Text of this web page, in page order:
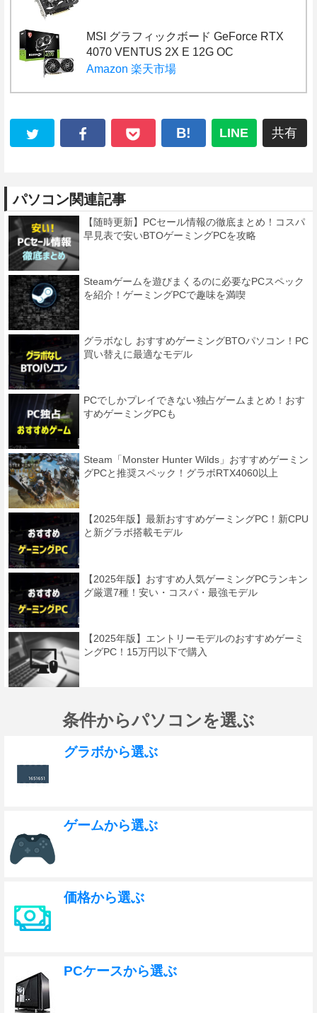
MSI グラフィックボード GeForce RTX
4070 VENTUS 2X E 12G OC
Amazon 楽天市場
B! LINE 共有
パソコン関連記事
【随時更新】PCセール情報の徹底まとめ！コスパ
早見表で安いBTOゲーミングPCを攻略
Steamゲームを遊びまくるのに必要なPCスペック
を紹介！ゲーミングPCで趣味を満喫
グラボなし おすすめゲーミングBTOパソコン！PC
買い替えに最適なモデル
PCでしかプレイできない独占ゲームまとめ！おす
すめゲーミングPCも
Steam「Monster Hunter Wilds」おすすめゲーミン
グPCと推奨スペック！グラボRTX4060以上
【2025年版】最新おすすめゲーミングPC！新CPU
と新グラボ搭載モデル
【2025年版】おすすめ人気ゲーミングPCランキン
グ厳選7種！安い・コスパ・最強モデル
【2025年版】エントリーモデルのおすすめゲーミ
ングPC！15万円以下で購入
条件からパソコンを選ぶ
グラボから選ぶ
ゲームから選ぶ
価格から選ぶ
PCケースから選ぶ